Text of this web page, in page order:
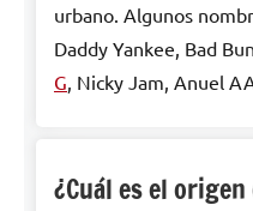
urbano. Algunos
Daddy Yankee, Bad
G , Nicky Jam, Anuel
¿Cuál es el